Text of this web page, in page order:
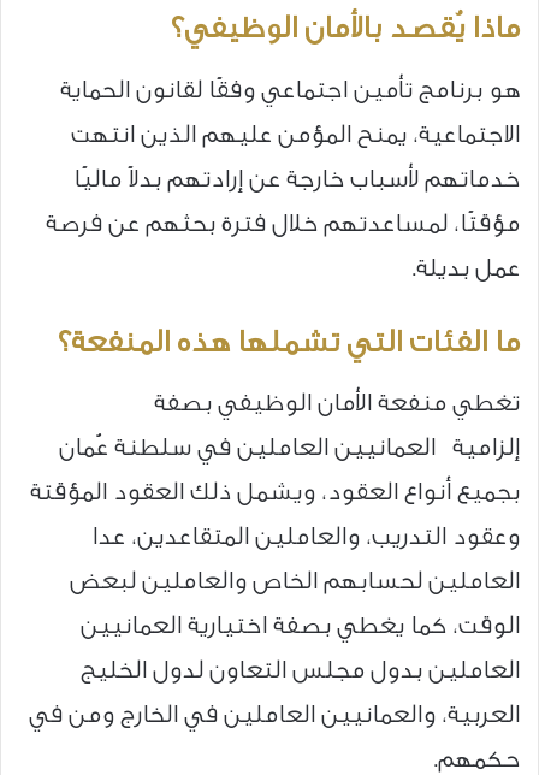
ماذا يُقصد بالأمان الوظيفي؟
هو برنامج تأمين اجتماعي وفقًا لقانون الحماية
الاجتماعية، يمنح المؤمن عليهم الذين انتهت
خدماتهم لأسباب خارجة عن إرادتهم بدلاً ماليًا
مؤقتًا، لمساعدتهم خلال فترة بحثهم عن فرصة
عمل بديلة.
ما الفئات التي تشملها هذه المنفعة؟
تغطي منفعة الأمان الوظيفي بصفة
إلزامية العمانيين العاملين في سلطنة عُمان
بجميع أنواع العقود، ويشمل ذلك العقود المؤقتة
وعقود التدريب، والعاملين المتقاعدين، عدا
العاملين لحسابهم الخاص والعاملين لبعض
الوقت، كما يغطي بصفة اختيارية العمانيين
العاملين بدول مجلس التعاون لدول الخليج
العربية، والعمانيين العاملين في الخارج ومن في
حكمهم.